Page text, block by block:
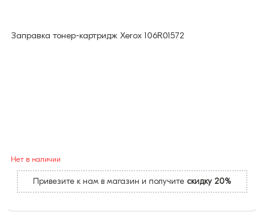
Заправка тонер-картридж Xerox 106R01572
Нет в наличии
Привезите к нам в магазин и получите скидку 20%